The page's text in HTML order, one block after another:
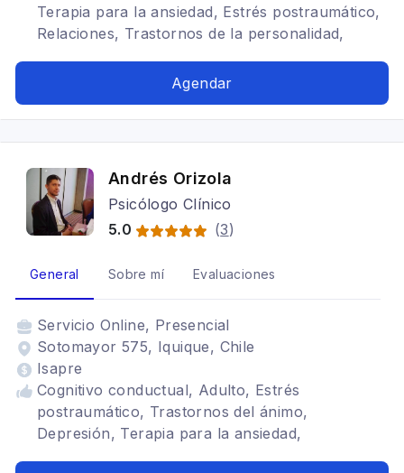
Terapia para la ansiedad, Estrés postraumático,
Relaciones, Trastornos de la personalidad,
Agendar
Andrés Orizola
Psicólogo Clínico
5.0
(3)
General Sobre mí Evaluaciones
Servicio Online, Presencial
Sotomayor 575, Iquique, Chile
Isapre
Cognitivo conductual, Adulto, Estrés
postraumático, Trastornos del ánimo,
Depresión, Terapia para la ansiedad,